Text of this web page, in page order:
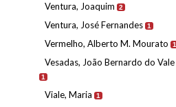
Ventura, Joaquim 2
Ventura, José Fernandes 1
Vermelho, Alberto M. Mourato 1
Vesadas, João Bernardo do Vale
1
Viale, Maria 1